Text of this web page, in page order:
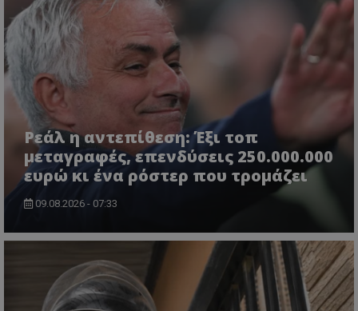
Ρεάλ η αντεπίθεση: Έξι τοπ
μεταγραφές, επενδύσεις 250.000.000
ευρώ κι ένα ρόστερ που τρομάζει
09.08.2026 - 07:33